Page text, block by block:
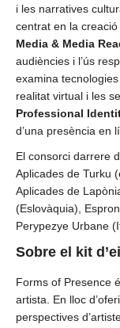
i les narratives
centrat en la creació
Media & Media
audiències i l’ús
examina
realitat virtual i les
Professional
d’una presència en
El consorci darrere
Aplicades de Turku
Aplicades de
(Eslovàquia),
Perypezye Urbane
Sobre el kit
Forms of Presence
artista. En lloc
perspectives